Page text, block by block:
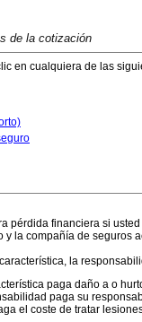
de la cotización
en cualquiera de las
pérdida financiera si
y la compañía de seguros
la
paga daño a o
paga su
el coste de tratar